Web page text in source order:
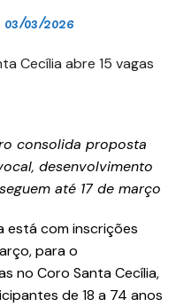
03/03/2026
consolida proposta
desenvolvimento
até 17 de março
está com inscrições
para o
no Coro Santa Cecília,
de 18 a 74 anos